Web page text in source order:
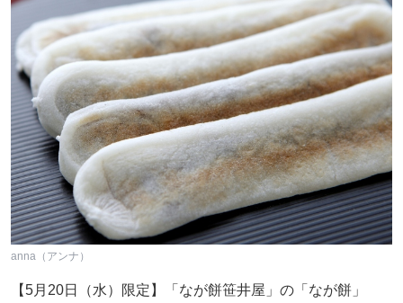
anna（アンナ）
【5月20日（水）限定】「なが餅笹井屋」の「なが餅」